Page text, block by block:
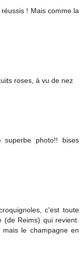
! Mais comme la
roses, à vu de nez
superbe photo!! bises
c'est toute
Reims) qui revient.
le champagne en